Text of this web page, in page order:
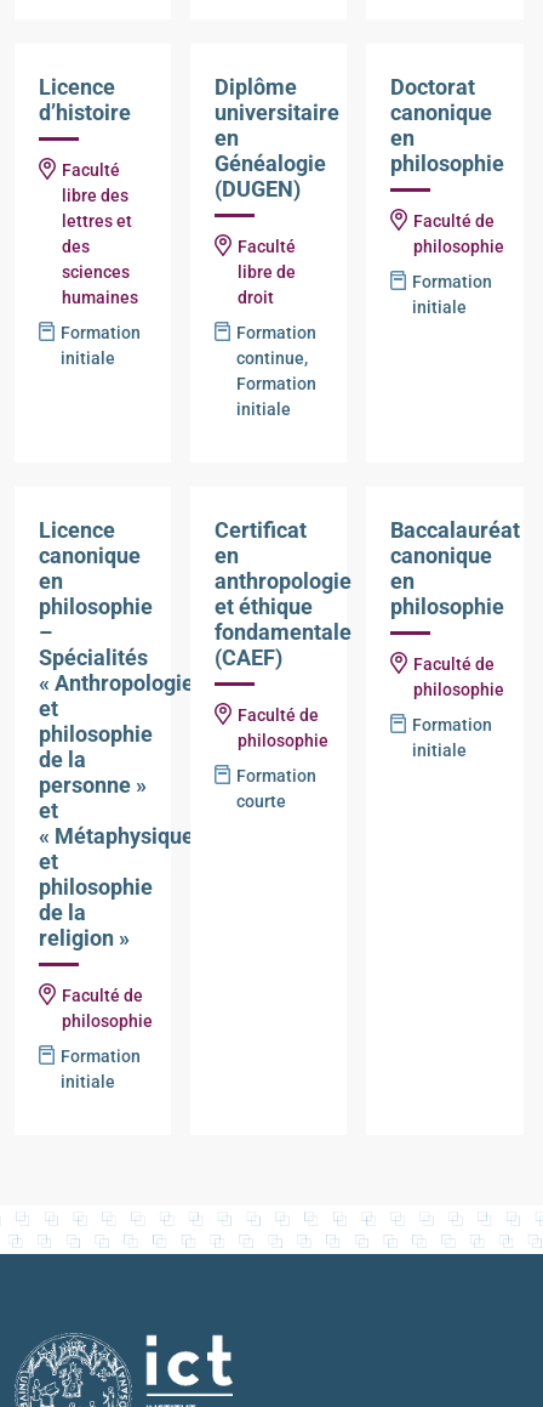
Licence
d’histoire
Faculté
libre des
lettres et
des
sciences
humaines
Formation
initiale
Diplôme
universitaire
en
Généalogie
(DUGEN)
Faculté
libre de
droit
Formation
continue,
Formation
initiale
Doctorat
canonique
en
philosophie
Faculté de
philosophie
Formation
initiale
Licence
canonique
en
philosophie
–
Spécialités
« Anthropologie
et
philosophie
de la
personne »
et
« Métaphysique
et
philosophie
de la
religion »
Faculté de
philosophie
Formation
initiale
Certificat
en
anthropologie
et éthique
fondamentale
(CAEF)
Faculté de
philosophie
Formation
courte
Baccalauréat
canonique
en
philosophie
Faculté de
philosophie
Formation
initiale